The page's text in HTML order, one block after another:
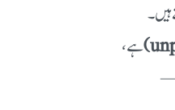
ہیں۔
ہے،
—